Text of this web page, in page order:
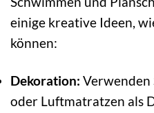
einige kreative Ideen,
können:
Dekoration: Verwenden
oder Luftmatratzen als